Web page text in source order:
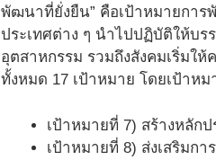
พัฒนาที่ยั่งยืน” คือเป้าหมายการ
ประเทศต่าง ๆ นำไปปฏิบัติให้บ
อุตสาหกรรม รวมถึงสังคมเริ่มใ
ทั้งหมด 17 เป้าหมาย โดยเป้าห
เป้าหมายที่ 7) สร้างหลัก
เป้าหมายที่ 8) ส่งเสริมก